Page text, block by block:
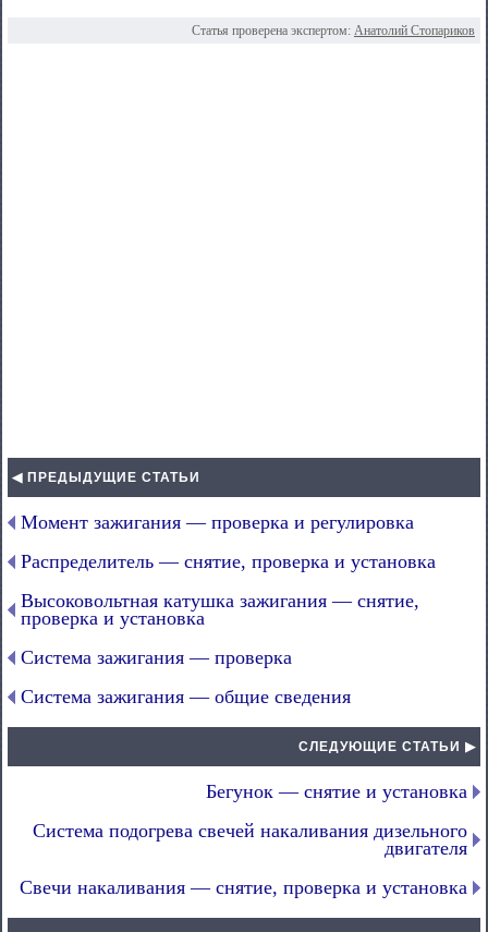
Статья проверена экспертом: Анатолий Стопариков
◀ ПРЕДЫДУЩИЕ СТАТЬИ
Момент зажигания — проверка и регулировка
Распределитель — снятие, проверка и установка
Высоковольтная катушка зажигания — снятие,
проверка и установка
Система зажигания — проверка
Система зажигания — общие сведения
СЛЕДУЮЩИЕ СТАТЬИ ▶
Бегунок — снятие и установка
Система подогрева свечей накаливания дизельного
двигателя
Свечи накаливания — снятие, проверка и установка